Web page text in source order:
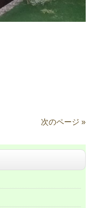
次のページ »